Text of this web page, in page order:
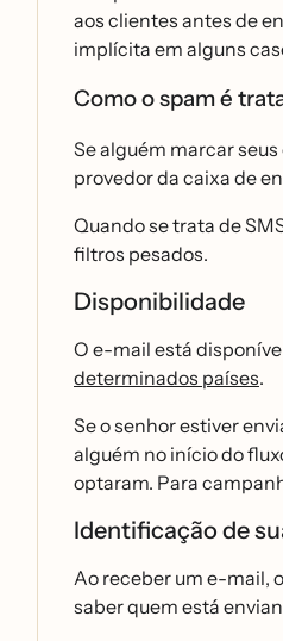
aos clientes antes de
implícita em alguns
Como o spam é
Se alguém marcar
provedor da caixa de
Quando se trata de
filtros pesados.
Disponibilidade
O e-mail está
determinados países.
Se o senhor estiver
alguém no início do
optaram. Para
Identificação de
Ao receber um e-mail,
saber quem está